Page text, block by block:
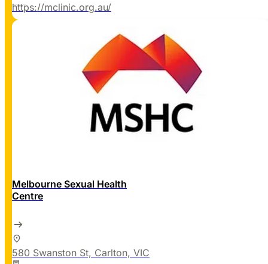
https://mclinic.org.au/
Melbourne Sexual Health
Centre
580 Swanston St, Carlton, VIC